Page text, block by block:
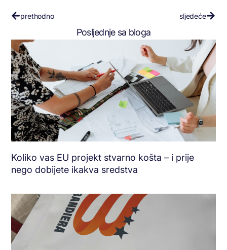
prethodno sljedeće
Posljednje sa bloga
Koliko vas EU projekt stvarno košta – i prije
nego dobijete ikakva sredstva